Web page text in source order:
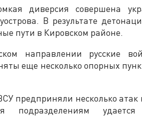
диверсия совершена
В результате
пути в Кировском районе.
направлении русские
еще несколько опорных
предприняли несколько
подразделениям